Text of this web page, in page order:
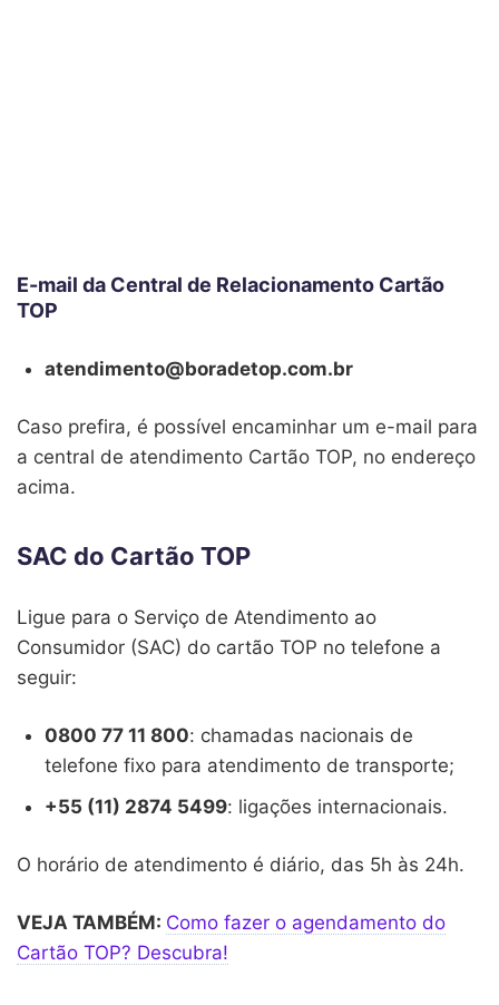
E-mail da Central de Relacionamento Cartão
TOP
atendimento@boradetop.com.br
Caso prefira, é possível encaminhar um e-mail para
a central de atendimento Cartão TOP, no endereço
acima.
SAC do Cartão TOP
Ligue para o Serviço de Atendimento ao
Consumidor (SAC) do cartão TOP no telefone a
seguir:
0800 77 11 800: chamadas nacionais de
telefone fixo para atendimento de transporte;
+55 (11) 2874 5499: ligações internacionais.
O horário de atendimento é diário, das 5h às 24h.
VEJA TAMBÉM: Como fazer o agendamento do
Cartão TOP? Descubra!